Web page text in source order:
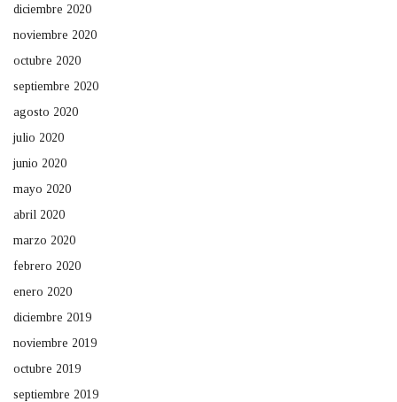
diciembre 2020
noviembre 2020
octubre 2020
septiembre 2020
agosto 2020
julio 2020
junio 2020
mayo 2020
abril 2020
marzo 2020
febrero 2020
enero 2020
diciembre 2019
noviembre 2019
octubre 2019
septiembre 2019